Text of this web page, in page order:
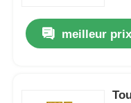
meilleur prix